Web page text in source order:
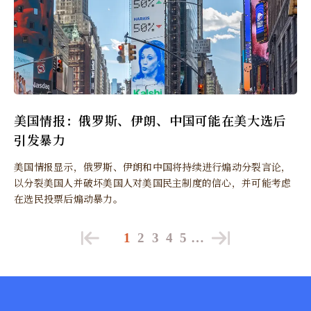
美国情报：俄罗斯、伊朗、中国可能在美大选后
引发暴力
美国情报显示，俄罗斯、伊朗和中国将持续进行煽动分裂言论，
以分裂美国人并破坏美国人对美国民主制度的信心，并可能考虑
在选民投票后煽动暴力。
1 2 3 4 5 …